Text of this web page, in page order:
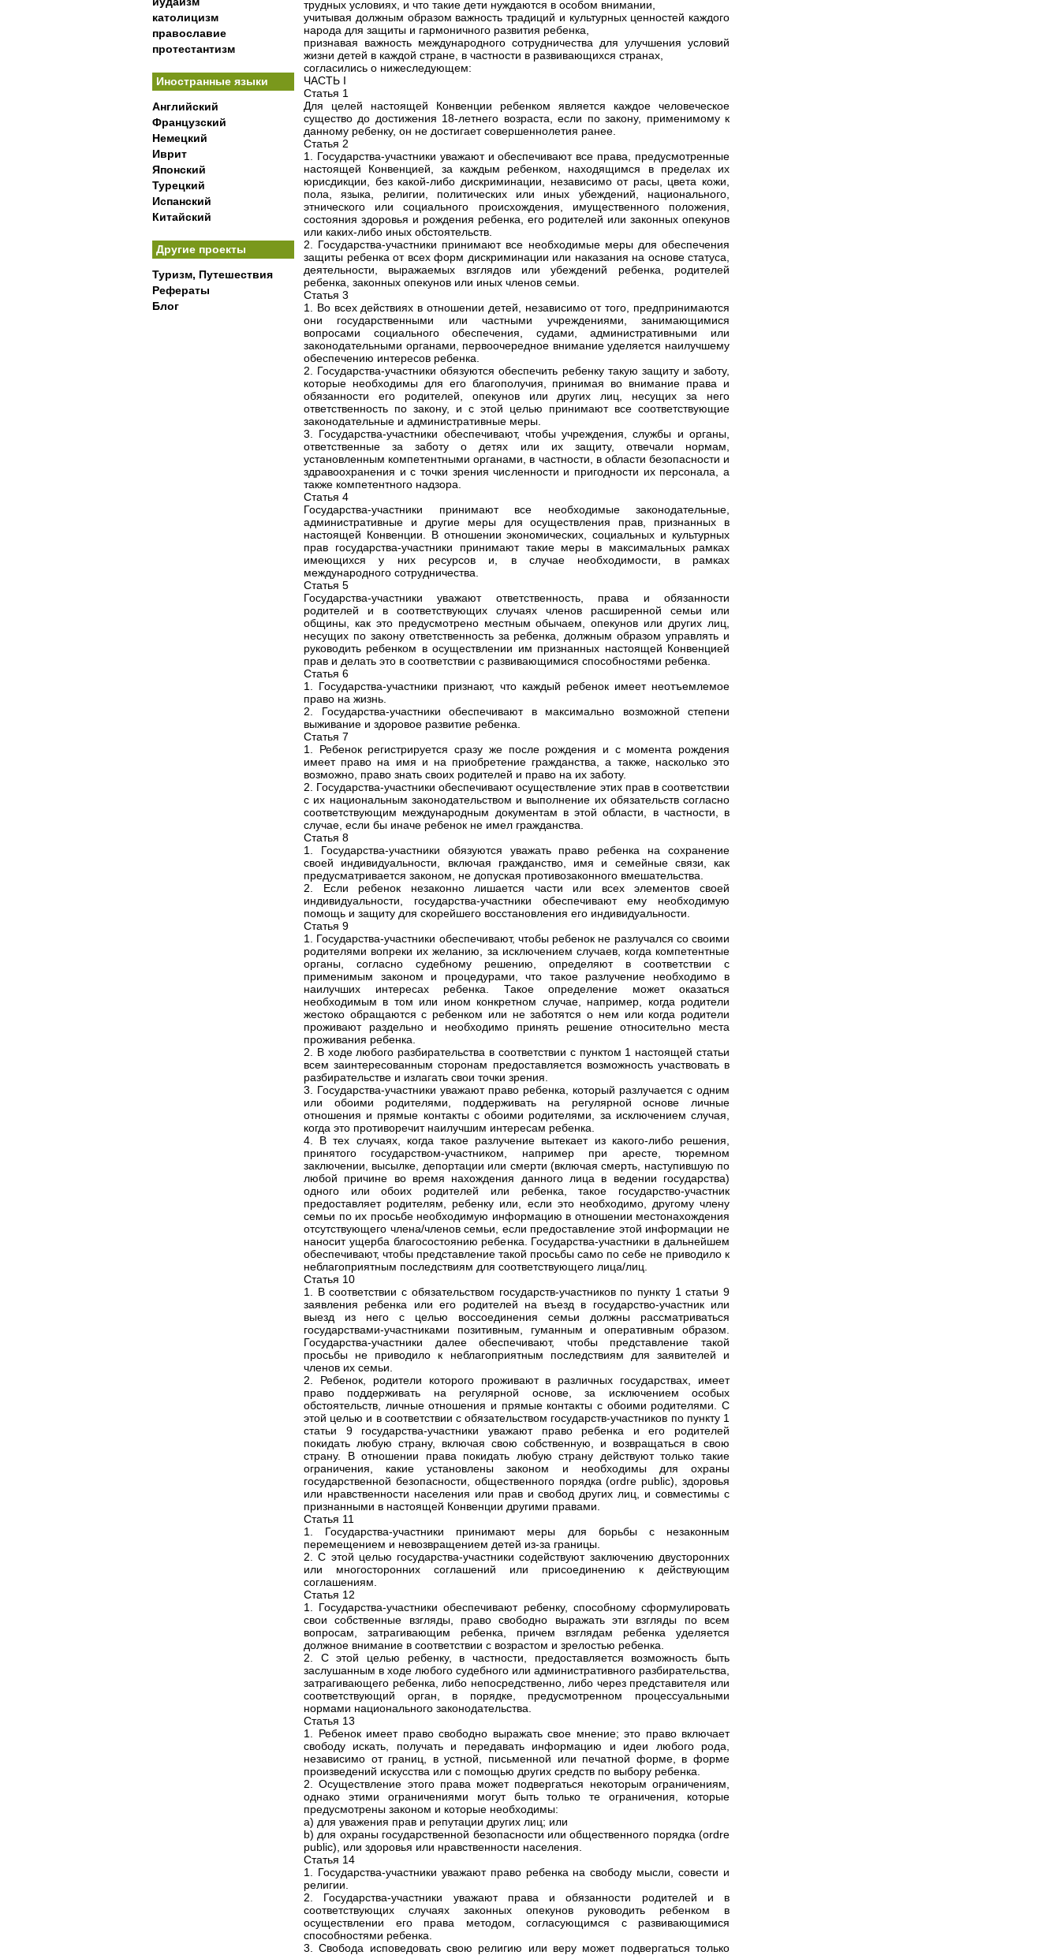
католицизм
православие
протестантизм
Иностранные языки
Английский
Французский
Немецкий
Иврит
Японский
Турецкий
Испанский
Китайский
Другие проекты
Туризм, Путешествия
Рефераты
Блог
трудных условиях, и что такие дети нуждаются в особом внимании,
учитывая должным образом важность традиций и культурных ценностей каждого
народа для защиты и гармоничного развития ребенка,
признавая важность международного сотрудничества для улучшения условий
жизни детей в каждой стране, в частности в развивающихся странах,
согласились о нижеследующем:
ЧАСТЬ I
Статья 1
Для целей настоящей Конвенции ребенком является каждое человеческое
существо до достижения 18-летнего возраста, если по закону, применимому к
данному ребенку, он не достигает совершеннолетия ранее.
Статья 2
1. Государства-участники уважают и обеспечивают все права, предусмотренные
настоящей Конвенцией, за каждым ребенком, находящимся в пределах их
юрисдикции, без какой-либо дискриминации, независимо от расы, цвета кожи,
пола, языка, религии, политических или иных убеждений, национального,
этнического или социального происхождения, имущественного положения,
состояния здоровья и рождения ребенка, его родителей или законных опекунов
или каких-либо иных обстоятельств.
2. Государства-участники принимают все необходимые меры для обеспечения
защиты ребенка от всех форм дискриминации или наказания на основе статуса,
деятельности, выражаемых взглядов или убеждений ребенка, родителей
ребенка, законных опекунов или иных членов семьи.
Статья 3
1. Во всех действиях в отношении детей, независимо от того, предпринимаются
они государственными или частными учреждениями, занимающимися
вопросами социального обеспечения, судами, административными или
законодательными органами, первоочередное внимание уделяется наилучшему
обеспечению интересов ребенка.
2. Государства-участники обязуются обеспечить ребенку такую защиту и заботу,
которые необходимы для его благополучия, принимая во внимание права и
обязанности его родителей, опекунов или других лиц, несущих за него
ответственность по закону, и с этой целью принимают все соответствующие
законодательные и административные меры.
3. Государства-участники обеспечивают, чтобы учреждения, службы и органы,
ответственные за заботу о детях или их защиту, отвечали нормам,
установленным компетентными органами, в частности, в области безопасности и
здравоохранения и с точки зрения численности и пригодности их персонала, а
также компетентного надзора.
Статья 4
Государства-участники принимают все необходимые законодательные,
административные и другие меры для осуществления прав, признанных в
настоящей Конвенции. В отношении экономических, социальных и культурных
прав государства-участники принимают такие меры в максимальных рамках
имеющихся у них ресурсов и, в случае необходимости, в рамках
международного сотрудничества.
Статья 5
Государства-участники уважают ответственность, права и обязанности
родителей и в соответствующих случаях членов расширенной семьи или
общины, как это предусмотрено местным обычаем, опекунов или других лиц,
несущих по закону ответственность за ребенка, должным образом управлять и
руководить ребенком в осуществлении им признанных настоящей Конвенцией
прав и делать это в соответствии с развивающимися способностями ребенка.
Статья 6
1. Государства-участники признают, что каждый ребенок имеет неотъемлемое
право на жизнь.
2. Государства-участники обеспечивают в максимально возможной степени
выживание и здоровое развитие ребенка.
Статья 7
1. Ребенок регистрируется сразу же после рождения и с момента рождения
имеет право на имя и на приобретение гражданства, а также, насколько это
возможно, право знать своих родителей и право на их заботу.
2. Государства-участники обеспечивают осуществление этих прав в соответствии
с их национальным законодательством и выполнение их обязательств согласно
соответствующим международным документам в этой области, в частности, в
случае, если бы иначе ребенок не имел гражданства.
Статья 8
1. Государства-участники обязуются уважать право ребенка на сохранение
своей индивидуальности, включая гражданство, имя и семейные связи, как
предусматривается законом, не допуская противозаконного вмешательства.
2. Если ребенок незаконно лишается части или всех элементов своей
индивидуальности, государства-участники обеспечивают ему необходимую
помощь и защиту для скорейшего восстановления его индивидуальности.
Статья 9
1. Государства-участники обеспечивают, чтобы ребенок не разлучался со своими
родителями вопреки их желанию, за исключением случаев, когда компетентные
органы, согласно судебному решению, определяют в соответствии с
применимым законом и процедурами, что такое разлучение необходимо в
наилучших интересах ребенка. Такое определение может оказаться
необходимым в том или ином конкретном случае, например, когда родители
жестоко обращаются с ребенком или не заботятся о нем или когда родители
проживают раздельно и необходимо принять решение относительно места
проживания ребенка.
2. В ходе любого разбирательства в соответствии с пунктом 1 настоящей статьи
всем заинтересованным сторонам предоставляется возможность участвовать в
разбирательстве и излагать свои точки зрения.
3. Государства-участники уважают право ребенка, который разлучается с одним
или обоими родителями, поддерживать на регулярной основе личные
отношения и прямые контакты с обоими родителями, за исключением случая,
когда это противоречит наилучшим интересам ребенка.
4. В тех случаях, когда такое разлучение вытекает из какого-либо решения,
принятого государством-участником, например при аресте, тюремном
заключении, высылке, депортации или смерти (включая смерть, наступившую по
любой причине во время нахождения данного лица в ведении государства)
одного или обоих родителей или ребенка, такое государство-участник
предоставляет родителям, ребенку или, если это необходимо, другому члену
семьи по их просьбе необходимую информацию в отношении местонахождения
отсутствующего члена/членов семьи, если предоставление этой информации не
наносит ущерба благосостоянию ребенка. Государства-участники в дальнейшем
обеспечивают, чтобы представление такой просьбы само по себе не приводило к
неблагоприятным последствиям для соответствующего лица/лиц.
Статья 10
1. В соответствии с обязательством государств-участников по пункту 1 статьи 9
заявления ребенка или его родителей на въезд в государство-участник или
выезд из него с целью воссоединения семьи должны рассматриваться
государствами-участниками позитивным, гуманным и оперативным образом.
Государства-участники далее обеспечивают, чтобы представление такой
просьбы не приводило к неблагоприятным последствиям для заявителей и
членов их семьи.
2. Ребенок, родители которого проживают в различных государствах, имеет
право поддерживать на регулярной основе, за исключением особых
обстоятельств, личные отношения и прямые контакты с обоими родителями. С
этой целью и в соответствии с обязательством государств-участников по пункту 1
статьи 9 государства-участники уважают право ребенка и его родителей
покидать любую страну, включая свою собственную, и возвращаться в свою
страну. В отношении права покидать любую страну действуют только такие
ограничения, какие установлены законом и необходимы для охраны
государственной безопасности, общественного порядка (ordre public), здоровья
или нравственности населения или прав и свобод других лиц, и совместимы с
признанными в настоящей Конвенции другими правами.
Статья 11
1. Государства-участники принимают меры для борьбы с незаконным
перемещением и невозвращением детей из-за границы.
2. С этой целью государства-участники содействуют заключению двусторонних
или многосторонних соглашений или присоединению к действующим
соглашениям.
Статья 12
1. Государства-участники обеспечивают ребенку, способному сформулировать
свои собственные взгляды, право свободно выражать эти взгляды по всем
вопросам, затрагивающим ребенка, причем взглядам ребенка уделяется
должное внимание в соответствии с возрастом и зрелостью ребенка.
2. С этой целью ребенку, в частности, предоставляется возможность быть
заслушанным в ходе любого судебного или административного разбирательства,
затрагивающего ребенка, либо непосредственно, либо через представителя или
соответствующий орган, в порядке, предусмотренном процессуальными
нормами национального законодательства.
Статья 13
1. Ребенок имеет право свободно выражать свое мнение; это право включает
свободу искать, получать и передавать информацию и идеи любого рода,
независимо от границ, в устной, письменной или печатной форме, в форме
произведений искусства или с помощью других средств по выбору ребенка.
2. Осуществление этого права может подвергаться некоторым ограничениям,
однако этими ограничениями могут быть только те ограничения, которые
предусмотрены законом и которые необходимы:
a) для уважения прав и репутации других лиц; или
b) для охраны государственной безопасности или общественного порядка (ordre
public), или здоровья или нравственности населения.
Статья 14
1. Государства-участники уважают право ребенка на свободу мысли, совести и
религии.
2. Государства-участники уважают права и обязанности родителей и в
соответствующих случаях законных опекунов руководить ребенком в
осуществлении его права методом, согласующимся с развивающимися
способностями ребенка.
3. Свобода исповедовать свою религию или веру может подвергаться только